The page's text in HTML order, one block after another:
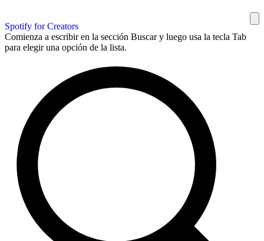
Spotify for Creators
Comienza a escribir en la sección Buscar y luego usa la tecla Tab
para elegir una opción de la lista.